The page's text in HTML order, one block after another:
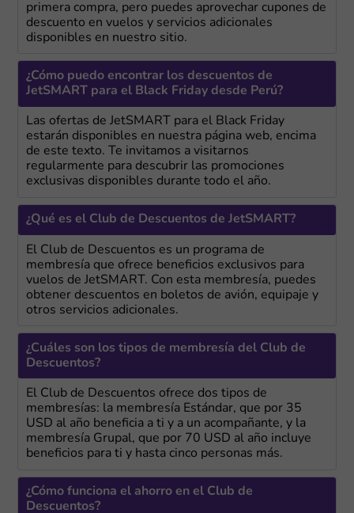
primera compra, pero puedes aprovechar cupones de
descuento en vuelos y servicios adicionales
disponibles en nuestro sitio.
¿Cómo puedo encontrar los descuentos de
JetSMART para el Black Friday desde Perú?
Las ofertas de JetSMART para el Black Friday
estarán disponibles en nuestra página web, encima
de este texto. Te invitamos a visitarnos
regularmente para descubrir las promociones
exclusivas disponibles durante todo el año.
¿Qué es el Club de Descuentos de JetSMART?
El Club de Descuentos es un programa de
membresía que ofrece beneficios exclusivos para
vuelos de JetSMART. Con esta membresía, puedes
obtener descuentos en boletos de avión, equipaje y
otros servicios adicionales.
¿Cuáles son los tipos de membresía del Club de
Descuentos?
El Club de Descuentos ofrece dos tipos de
membresías: la membresía Estándar, que por 35
USD al año beneficia a ti y a un acompañante, y la
membresía Grupal, que por 70 USD al año incluye
beneficios para ti y hasta cinco personas más.
¿Cómo funciona el ahorro en el Club de
Descuentos?